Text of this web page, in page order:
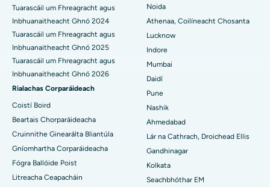
Ospidéal is Fearr i Seshadripuram, Bangalore
An tOspidéal is Fearr i Waltair Main Road, Visakhapatnam
An tOspidéal is Fearr i mBóthar Subhash Nagar, Karimnagar
Ospidéal is Fearr i Managari, Karaikudi
An tOspidéal is Fearr in Arepally, Warangal
An tOspidéal is Fearr i gCoilíneacht Arera, Bhopal
Ospidéal is Fearr i Jayanagar, Bangalore
An tOspidéal is Fearr i KK Nagar, Madurai
Tuarascáil um Fhreagracht agus
Inbhuanaitheacht Ghnó 2024
Tuarascáil um Fhreagracht agus
Inbhuanaitheacht Ghnó 2025
Tuarascáil um Fhreagracht agus
Inbhuanaitheacht Ghnó 2026
Rialachas Corparáideach
Coistí Boird
Beartais Chorparáideacha
Cruinnithe Ginearálta Bliantúla
Gníomhartha Corparáideacha
Fógra Ballóide Poist
Litreacha Ceapacháin
Noida
Athenaa, Coilíneacht Chosanta
Lucknow
Indore
Mumbai
Daidí
Pune
Nashik
Ahmedabad
Lár na Cathrach, Droichead Ellis
Gandhinagar
Kolkata
Seachbhóthar EM